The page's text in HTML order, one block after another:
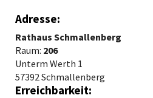
Adresse:
Rathaus Schmallenberg
Raum: 206
Unterm Werth 1
57392 Schmallenberg
Erreichbarkeit: